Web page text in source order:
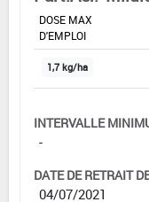
DOSE MAX
D'EMPLOI
1,7 kg/ha
INTERVALLE
-
DATE DE RETRAIT
04/07/2021